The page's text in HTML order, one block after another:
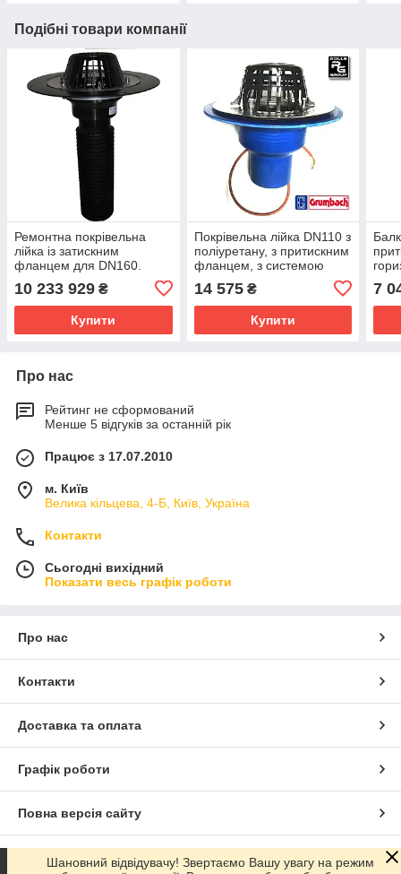
Подібні товари компанії
Ремонтна покрівельна
лійка із затискним
фланцем для DN160.
10 233 929 ₴
Купити
Покрівельна лійка DN110 з
поліуретану, з притискним
фланцем, з системою
14 575₴
Купити
7
Про нас
Рейтинг не сформований
Менше 5 відгуків за останній рік
Працює з 17.07.2010
м. Київ
Велика кільцева, 4-Б, Київ, Україна
Контакти
Сьогодні вихідний
Показати весь графік роботи
Про нас
Контакти
Доставка та оплата
Графік роботи
Повна версія сайту
Сайт створено на маркетплейсі Prom.ua
Шановний відвідувачу! Звертаємо Вашу увагу на режим